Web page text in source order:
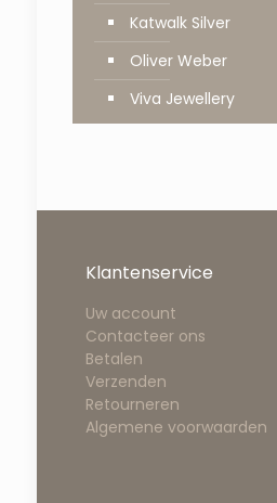
Katwalk Silver
Oliver Weber
Viva Jewellery
Klantenservice
Uw account
Contacteer ons
Betalen
Verzenden
Retourneren
Algemene voorwaarden